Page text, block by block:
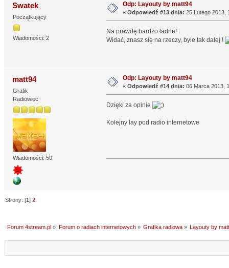
Swatek
Początkujący
Wiadomości: 2
Odp: Layouty by matt94
« Odpowiedź #13 dnia: 25 Lutego 2013,
Na prawdę bardzo ładne!
Widać, znasz się na rzeczy, byle tak dalej !
matt94
Grafik
Radiowiec
Wiadomości: 50
Odp: Layouty by matt94
« Odpowiedź #14 dnia: 06 Marca 2013,
Dzięki za opinie
Kolejny lay pod radio internetowe
Strony: [1]2
Forum 4stream.pl » Forum o radiach internetowych» Grafika radiowa» Layouty by